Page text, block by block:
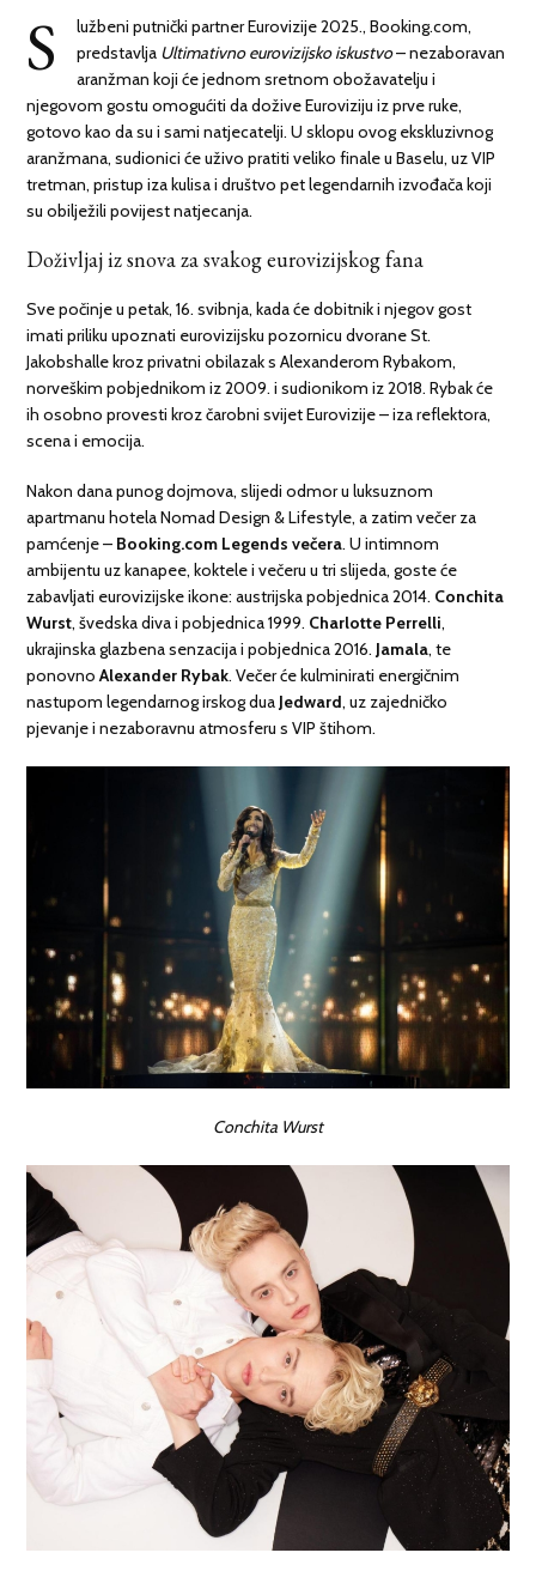
S
lužbeni putnički partner Eurovizije 2025., Booking.com,
predstavlja Ultimativno eurovizijsko iskustvo– nezaboravan
aranžman koji će jednom sretnom obožavatelju i
njegovom gostu omogućiti da dožive Euroviziju iz prve ruke,
gotovo kao da su i sami natjecatelji. U sklopu ovog ekskluzivnog
aranžmana, sudionici će uživo pratiti veliko finale u Baselu, uz VIP
tretman, pristup iza kulisa i društvo pet legendarnih izvođača koji
su obilježili povijest natjecanja.
Doživljaj iz snova za svakog eurovizijskog fana
Sve počinje u petak, 16. svibnja, kada će dobitnik i njegov gost
imati priliku upoznati eurovizijsku pozornicu dvorane St.
Jakobshalle kroz privatni obilazak s Alexanderom Rybakom,
norveškim pobjednikom iz 2009. i sudionikom iz 2018. Rybak će
ih osobno provesti kroz čarobni svijet Eurovizije – iza reflektora,
scena i emocija.
Nakon dana punog dojmova, slijedi odmor u luksuznom
apartmanu hotela Nomad Design & Lifestyle, a zatim večer za
pamćenje – Booking.com Legends večera. U intimnom
ambijentu uz kanapee, koktele i večeru u tri slijeda, goste će
zabavljati eurovizijske ikone: austrijska pobjednica 2014. Conchita
Wurst, švedska diva i pobjednica 1999. Charlotte Perrelli,
ukrajinska glazbena senzacija i pobjednica 2016. Jamala, te
ponovnoAlexander Rybak. Večer će kulminirati energičnim
nastupom legendarnog irskog dua Jedward, uz zajedničko
pjevanje i nezaboravnu atmosferu s VIP štihom.
Conchita Wurst